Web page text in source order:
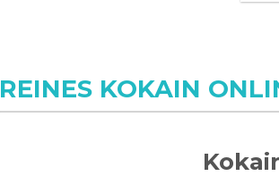
REINES KOKAIN